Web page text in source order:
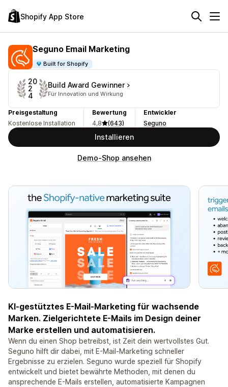
Shopify App Store
Seguno Email Marketing
Built for Shopify
20
2
4
Build Award Gewinner
Für Innovation und Wirkung
Preisgestaltung
Kostenlose Installation
Bewertung
4,8
(643)
Entwickler
Seguno
Installieren
Demo-Shop ansehen
KI-gestütztes E-Mail-Marketing für wachsende
Marken. Zielgerichtete E-Mails im Design deiner
Marke erstellen und automatisieren.
Wenn du einen Shop betreibst, ist Zeit dein wertvollstes Gut.
Seguno hilft dir dabei, mit E-Mail-Marketing schneller
Ergebnisse zu erzielen. Seguno wurde speziell für Shopify
entwickelt und bietet bewährte Methoden, mit denen du
ansprechende E-Mails erstellen, automatisierte Kampagnen